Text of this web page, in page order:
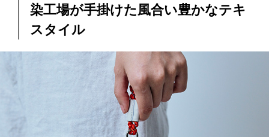
染工場が手掛けた風合い豊かなテキ
スタイル